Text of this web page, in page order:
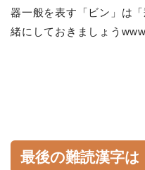
器一般を表す「ビン」は
緒にしておきましょうwww
最後の難読漢字は